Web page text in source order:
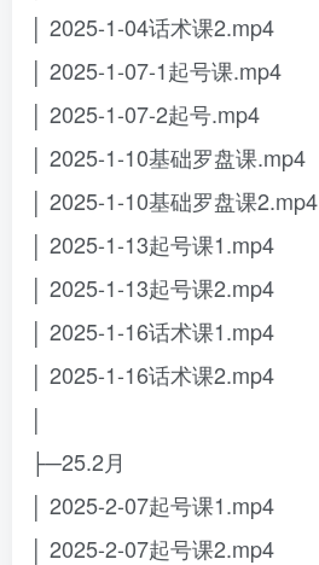
│ 2025-1-04话术课2.mp4
│ 2025-1-07-1起号课.mp4
│ 2025-1-07-2起号.mp4
│ 2025-1-10基础罗盘课.mp4
│ 2025-1-10基础罗盘课2.mp4
│ 2025-1-13起号课1.mp4
│ 2025-1-13起号课2.mp4
│ 2025-1-16话术课1.mp4
│ 2025-1-16话术课2.mp4
│
├─25.2月
│ 2025-2-07起号课1.mp4
│ 2025-2-07起号课2.mp4